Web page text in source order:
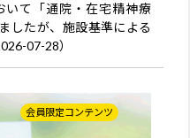
て「通院・在宅精神療
したが、施設基準による
07-28）
会員限定コンテンツ